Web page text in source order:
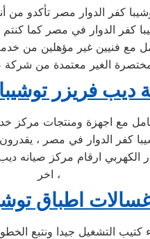
كفر الدوار مصر تأكدو
الدوار في مصر كما كنتم
مع فنيين غير مؤهلين من
ديب فريزر
كفر الدوار في مصر ،
ارقام مركز صيانه ديب
اخر ،
اطباق
كتيب التشغيل جيدا ونتبع